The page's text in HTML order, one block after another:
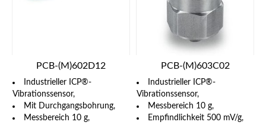
PCB-(M)602D12
Industrieller ICP®-
Vibrationssensor,
Mit Durchgangsbohrung,
Messbereich 10 g,
PCB-(M)603C02
Industrieller ICP®-
Vibrationssensor,
Messbereich 10 g,
Empfindlichkeit 500 mV/g,